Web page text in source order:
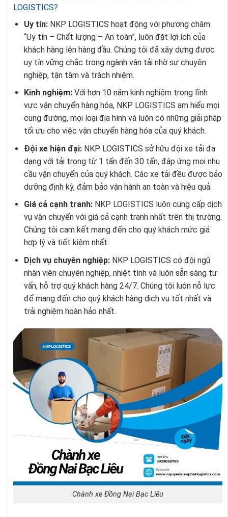
LOGISTICS?
Uy tín:NKP LOGISTICS hoạt động với phương châm
“Uy tín – Chất lượng – An toàn”, luôn đặt lợi ích của
khách hàng lên hàng đầu. Chúng tôi đã xây dựng được
uy tín vững chắc trong ngành vận tải nhờ sự chuyên
nghiệp, tận tâm và trách nhiệm.
Kinh nghiệm:Với hơn 10 năm kinh nghiệm trong lĩnh
vực vận chuyển hàng hóa, NKP LOGISTICS am hiểu mọi
cung đường, mọi loại địa hình và luôn có những giải pháp
tối ưu cho việc vận chuyển hàng hóa của quý khách.
Đội xe hiện đại:NKP LOGISTICS sở hữu đội xe tải đa
dạng với tải trọng từ 1 tấn đến 30 tấn, đáp ứng mọi nhu
cầu vận chuyển của quý khách. Các xe tải đều được bảo
dưỡng định kỳ, đảm bảo vận hành an toàn và hiệu quả.
Giá cả cạnh tranh:NKP LOGISTICS luôn cung cấp dịch
vụ vận chuyển với giá cả cạnh tranh nhất trên thị trường.
Chúng tôi cam kết mang đến cho quý khách mức giá
hợp lý và tiết kiệm nhất.
Dịch vụ chuyên nghiệp:NKP LOGISTICS có đội ngũ
nhân viên chuyên nghiệp, nhiệt tình và luôn sẵn sàng tư
vấn, hỗ trợ quý khách hàng 24/7. Chúng tôi luôn nỗ lực
để mang đến cho quý khách hàng dịch vụ tốt nhất và
trải nghiệm hoàn hảo nhất.
Chành xe Đồng Nai Bạc Liêu